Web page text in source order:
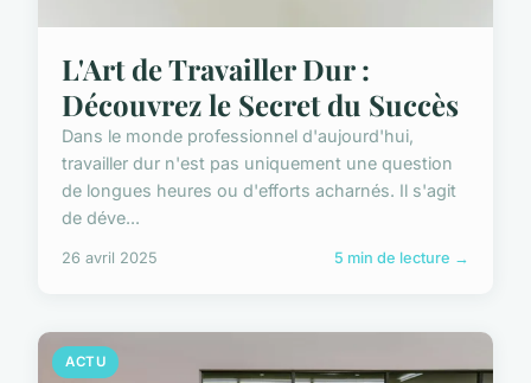
L'Art de Travailler Dur :
Découvrez le Secret du Succès
Dans le monde professionnel d'aujourd'hui,
travailler dur n'est pas uniquement une question
de longues heures ou d'efforts acharnés. Il s'agit
de déve...
26 avril 2025 5 min de lecture →
ACTU